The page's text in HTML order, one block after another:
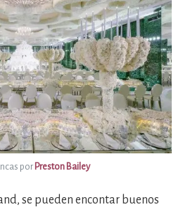
por Preston Bailey
se pueden encontar buenos